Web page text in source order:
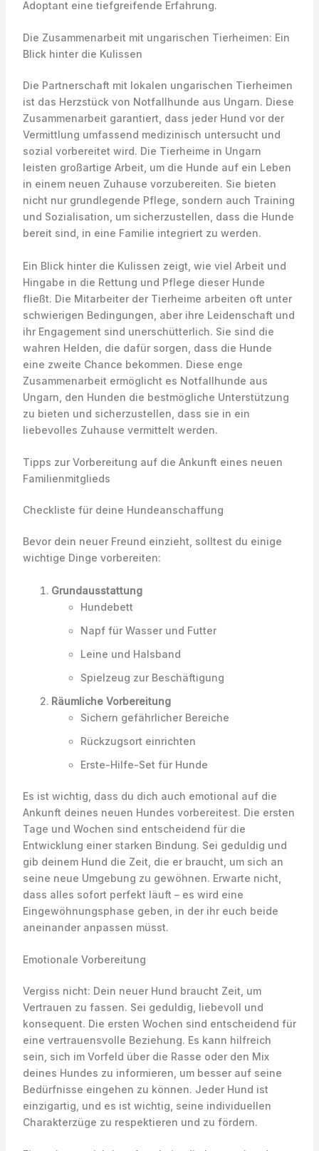
Adoptant eine tiefgreifende Erfahrung.
Die Zusammenarbeit mit ungarischen Tierheimen: Ein
Blick hinter die Kulissen
Die Partnerschaft mit lokalen ungarischen Tierheimen
ist das Herzstück von Notfallhunde aus Ungarn. Diese
Zusammenarbeit garantiert, dass jeder Hund vor der
Vermittlung umfassend medizinisch untersucht und
sozial vorbereitet wird. Die Tierheime in Ungarn
leisten großartige Arbeit, um die Hunde auf ein Leben
in einem neuen Zuhause vorzubereiten. Sie bieten
nicht nur grundlegende Pflege, sondern auch Training
und Sozialisation, um sicherzustellen, dass die Hunde
bereit sind, in eine Familie integriert zu werden.
Ein Blick hinter die Kulissen zeigt, wie viel Arbeit und
Hingabe in die Rettung und Pflege dieser Hunde
fließt. Die Mitarbeiter der Tierheime arbeiten oft unter
schwierigen Bedingungen, aber ihre Leidenschaft und
ihr Engagement sind unerschütterlich. Sie sind die
wahren Helden, die dafür sorgen, dass die Hunde
eine zweite Chance bekommen. Diese enge
Zusammenarbeit ermöglicht es Notfallhunde aus
Ungarn, den Hunden die bestmögliche Unterstützung
zu bieten und sicherzustellen, dass sie in ein
liebevolles Zuhause vermittelt werden.
Tipps zur Vorbereitung auf die Ankunft eines neuen
Familienmitglieds
Checkliste für deine Hundeanschaffung
Bevor dein neuer Freund einzieht, solltest du einige
wichtige Dinge vorbereiten:
Grundausstattung
Hundebett
Napf für Wasser und Futter
Leine und Halsband
Spielzeug zur Beschäftigung
Räumliche Vorbereitung
Sichern gefährlicher Bereiche
Rückzugsort einrichten
Erste-Hilfe-Set für Hunde
Es ist wichtig, dass du dich auch emotional auf die
Ankunft deines neuen Hundes vorbereitest. Die ersten
Tage und Wochen sind entscheidend für die
Entwicklung einer starken Bindung. Sei geduldig und
gib deinem Hund die Zeit, die er braucht, um sich an
seine neue Umgebung zu gewöhnen. Erwarte nicht,
dass alles sofort perfekt läuft – es wird eine
Eingewöhnungsphase geben, in der ihr euch beide
aneinander anpassen müsst.
Emotionale Vorbereitung
Vergiss nicht: Dein neuer Hund braucht Zeit, um
Vertrauen zu fassen. Sei geduldig, liebevoll und
konsequent. Die ersten Wochen sind entscheidend für
eine vertrauensvolle Beziehung. Es kann hilfreich
sein, sich im Vorfeld über die Rasse oder den Mix
deines Hundes zu informieren, um besser auf seine
Bedürfnisse eingehen zu können. Jeder Hund ist
einzigartig, und es ist wichtig, seine individuellen
Charakterzüge zu respektieren und zu fördern.